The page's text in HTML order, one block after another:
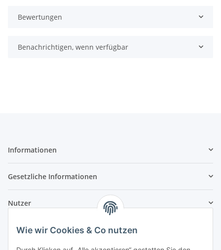
Wie wir Cookies & Co nutzen
Bewertungen
Benachrichtigen, wenn verfügbar
Informationen
Gesetzliche Informationen
Nutzer